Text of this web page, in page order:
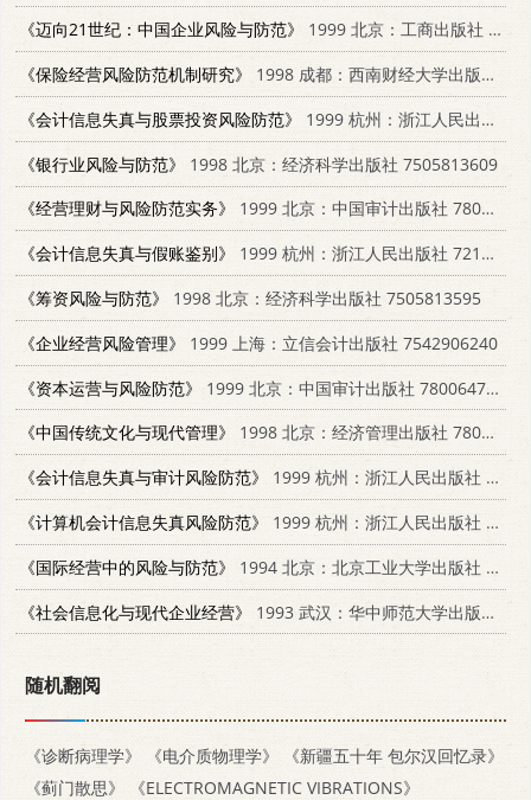
《迈向21世纪：中国企业风险与防范》
1999 北京：工商出版社 7800124398
《保险经营风险防范机制研究》
1998 成都：西南财经大学出版社 7810552716
《会计信息失真与股票投资风险防范》
1999 杭州：浙江人民出版社 7213018329
《银行业风险与防范》
1998 北京：经济科学出版社 7505813609
《经营理财与风险防范实务》
1999 北京：中国审计出版社 7800647706
《会计信息失真与假账鉴别》
1999 杭州：浙江人民出版社 7213018337
《筹资风险与防范》
1998 北京：经济科学出版社 7505813595
《企业经营风险管理》
1999 上海：立信会计出版社 7542906240
《资本运营与风险防范》 1999 北京：中国审计出版社 7800647900
《中国传统文化与现代管理》
1998 北京：经济管理出版社 7801186788
《会计信息失真与审计风险防范》
1999 杭州：浙江人民出版社 7213018345
《计算机会计信息失真风险防范》
1999 杭州：浙江人民出版社 7213018361
《国际经营中的风险与防范》
1994 北京：北京工业大学出版社 7563903429
《社会信息化与现代企业经营》
1993 武汉：华中师范大学出版社 7562211345
随机翻阅
《诊断病理学》 《电介质物理学》
《新疆五十年 包尔汉回忆录》
《蓟门散思》
《ELECTROMAGNETIC VIBRATIONS》